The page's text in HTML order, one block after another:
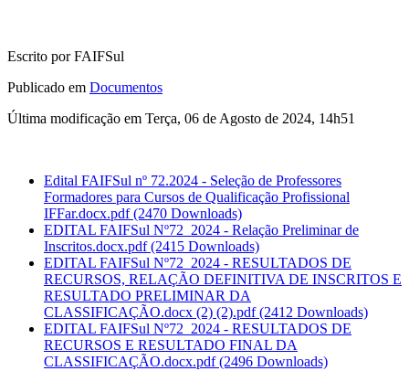
Escrito por FAIFSul
Publicado em Documentos
Última modificação em Terça, 06 de Agosto de 2024, 14h51
Edital FAIFSul nº 72.2024 - Seleção de Professores
Formadores para Cursos de Qualificação Profissional
IFFar.docx.pdf(2470 Downloads)
EDITAL FAIFSul Nº72_2024 - Relação Preliminar de
Inscritos.docx.pdf(2415 Downloads)
EDITAL FAIFSul Nº72_2024 - RESULTADOS DE
RECURSOS, RELAÇÃO DEFINITIVA DE INSCRITOS E
RESULTADO PRELIMINAR DA
CLASSIFICAÇÃO.docx (2) (2).pdf(2412 Downloads)
EDITAL FAIFSul Nº72_2024 - RESULTADOS DE
RECURSOS E RESULTADO FINAL DA
CLASSIFICAÇÃO.docx.pdf(2496 Downloads)